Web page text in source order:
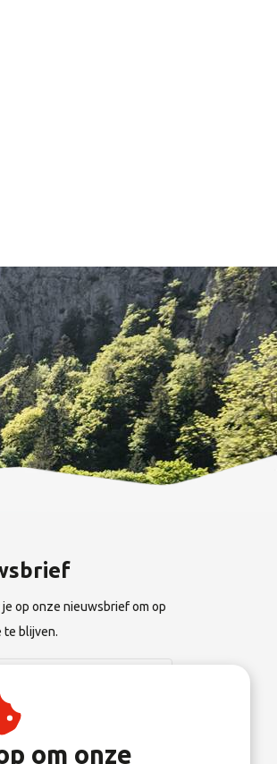
op onze nieuwsbrief om op
te blijven.
om onze